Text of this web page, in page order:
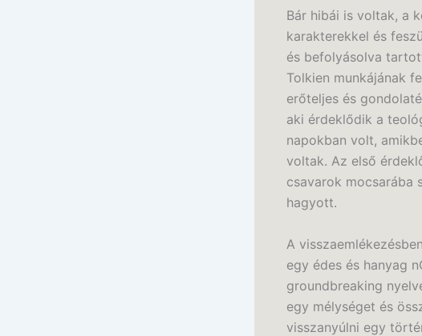
Bár hibái is voltak, a
karakterekkel és
és befolyásolva
Tolkien munkájának
erőteljes és
aki érdeklődik a
napokban volt,
voltak. Az első
csavarok mocsarába
hagyott.
A
egy édes és hanyag
groundbreaking
egy mélységet és
visszanyúlni egy